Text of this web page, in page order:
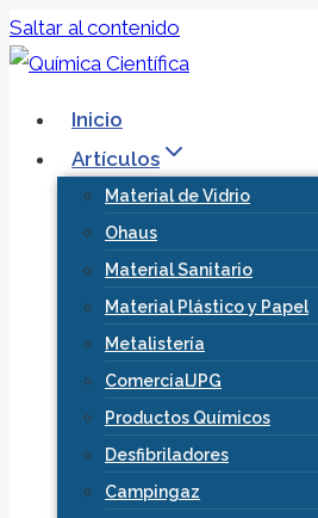
Saltar al contenido
Inicio
Artículos
Material de Vidrio
Ohaus
Material Sanitario
Material Plástico y Papel
Metalistería
ComercialJPG
Productos Químicos
Desfibriladores
Campingaz